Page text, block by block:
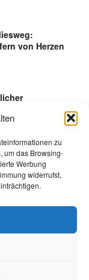
zu
um das Browsing-
Werbung
widerrufst,
von Herzen